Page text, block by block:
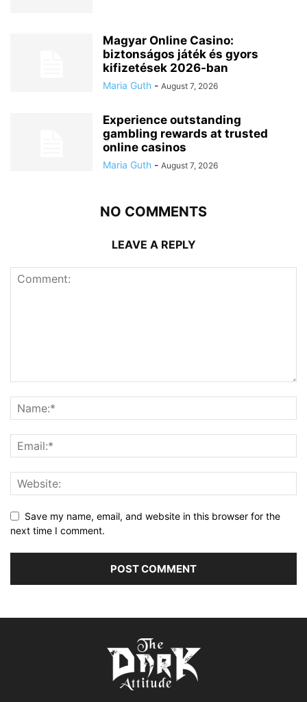
Magyar Online Casino:
biztonságos játék és gyors
kifizetések 2026-ban
Maria Guth - August 7, 2026
Experience outstanding
gambling rewards at trusted
online casinos
Maria Guth - August 7, 2026
NO COMMENTS
LEAVE A REPLY
Save my name, email, and website in this browser for the
next time I comment.